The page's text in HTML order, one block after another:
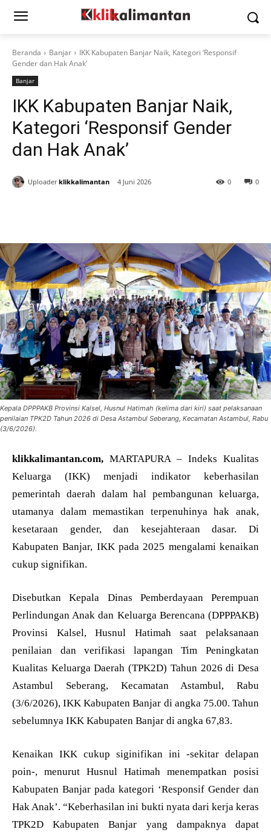
Beranda Banjar
IKK Kabupaten Banjar Naik, Kategori ‘Responsif
Gender dan Hak Anak’
Banjar
IKK Kabupaten Banjar Naik,
Kategori ‘Responsif Gender
dan Hak Anak’
Uploader klikkalimantan 4 Juni 2026 0
0
Kepala DPPPAKB Provinsi Kalsel, Husnul Hatimah (kelima dari kiri) saat pelaksanaan
penilaian TPK2D Tahun 2026 di Desa Astambul Seberang, Kecamatan Astambul, Rabu
(3/6/2026).
klikkalimantan.com, MARTAPURA – Indeks Kualitas
Keluarga (IKK) menjadi indikator keberhasilan
pemerintah daerah dalam hal pembangunan keluarga,
utamanya dalam memastikan terpenuhinya hak anak,
kesetaraan gender, dan kesejahteraan dasar. Di
Kabupaten Banjar, IKK pada 2025 mengalami kenaikan
cukup signifikan.
Disebutkan Kepala Dinas Pemberdayaan Perempuan
Perlindungan Anak dan Keluarga Berencana (DPPPAKB)
Provinsi Kalsel, Husnul Hatimah saat pelaksanaan
penilaian dan verifikasi lapangan Tim Peningkatan
Kualitas Keluarga Daerah (TPK2D) Tahun 2026 di Desa
Astambul Seberang, Kecamatan Astambul, Rabu
(3/6/2026), IKK Kabupaten Banjar di angka 75.00. Tahun
sebelumnya IKK Kabupaten Banjar di angka 67,83.
Kenaikan IKK cukup siginifikan ini -sekitar delapan
poin-, menurut Husnul Hatimah menempatkan posisi
Kabupaten Banjar pada kategori ‘Responsif Gender dan
Hak Anak’. “Keberhasilan ini bukti nyata dari kerja keras
TPK2D Kabupaten Banjar yang dampaknya dapat